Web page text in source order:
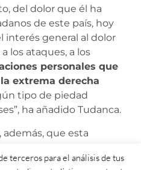
del dolor que él ha
de este país, hoy
interés general al dolor
los ataques, a los
personales que
extrema derecha
tipo de piedad
ha añadido Tudanca.
además, que esta
y medios de
terceros para el análisis de tus